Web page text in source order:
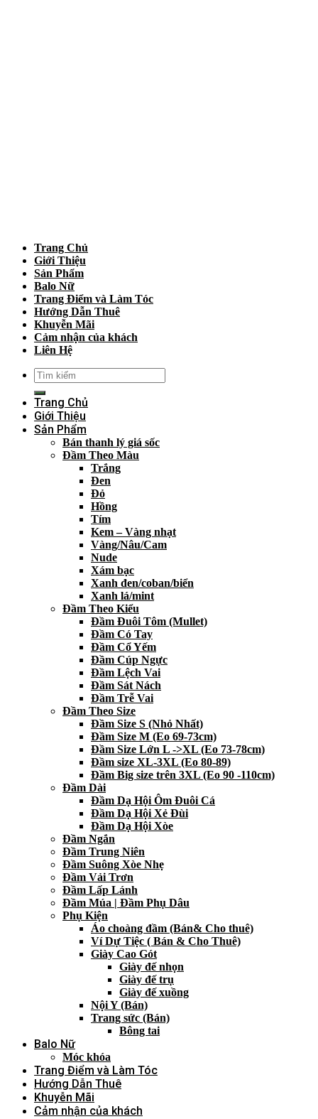
Trang Chủ
Giới Thiệu
Sản Phẩm
Balo Nữ
Trang Điểm và Làm Tóc
Hướng Dẫn Thuê
Khuyễn Mãi
Cảm nhận của khách
Liên Hệ
Trang Chủ
Giới Thiệu
Sản Phẩm
Bán thanh lý giá sốc
Đầm Theo Màu
Trắng
Đen
Đỏ
Hồng
Tím
Kem – Vàng nhạt
Vàng/Nâu/Cam
Nude
Xám bạc
Xanh đen/coban/biển
Xanh lá/mint
Đầm Theo Kiểu
Đầm Đuôi Tôm (Mullet)
Đầm Có Tay
Đầm Cổ Yếm
Đầm Cúp Ngực
Đầm Lệch Vai
Đầm Sát Nách
Đầm Trễ Vai
Đầm Theo Size
Đầm Size S (Nhỏ Nhất)
Đầm Size M (Eo 69-73cm)
Đầm Size Lớn L ->XL (Eo 73-78cm)
Đầm size XL-3XL (Eo 80-89)
Đầm Big size trên 3XL (Eo 90 -110cm)
Đầm Dài
Đầm Dạ Hội Ôm Đuôi Cá
Đầm Dạ Hội Xẻ Đùi
Đầm Dạ Hội Xòe
Đầm Ngắn
Đầm Trung Niên
Đầm Suông Xòe Nhẹ
Đầm Vải Trơn
Đầm Lấp Lánh
Đầm Múa | Đầm Phụ Dâu
Phụ Kiện
Áo choàng đầm (Bán& Cho thuê)
Ví Dự Tiệc ( Bán & Cho Thuê)
Giày Cao Gót
Giày đế nhọn
Giày đế trụ
Giày đế xuồng
Nội Y (Bán)
Trang sức (Bán)
Bông tai
Balo Nữ
Móc khóa
Trang Điểm và Làm Tóc
Hướng Dẫn Thuê
Khuyễn Mãi
Cảm nhận của khách